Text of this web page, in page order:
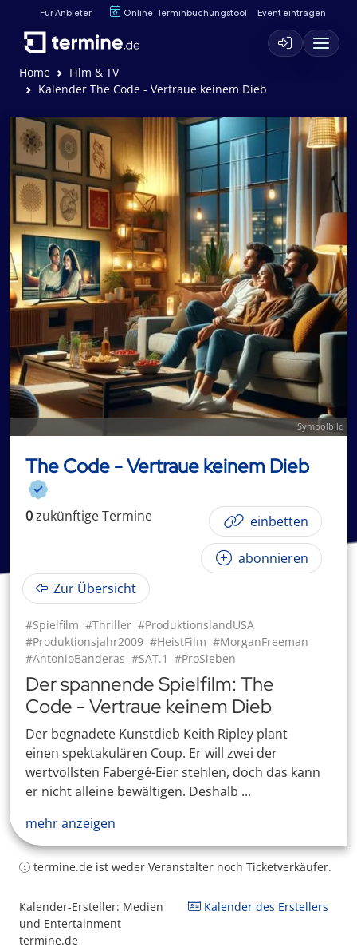
Für Anbieter Online-Terminbuchungstool Event eintragen
Home
Film & TV
Kalender The Code - Vertraue keinem Dieb
Symbolbild
The Code - Vertraue keinem Dieb
0zukünftigeTermine einbetten
abonnieren
Zur Übersicht
#Spielfilm #Thriller #ProduktionslandUSA
#Produktionsjahr2009 #HeistFilm #MorganFreeman
#AntonioBanderas #SAT.1 #ProSieben
Der spannende Spielfilm: The
Code - Vertraue keinem Dieb
Der begnadete Kunstdieb Keith Ripley plant
einen spektakulären Coup. Er will zwei der
wertvollsten Fabergé-Eier stehlen, doch das kann
er nicht alleine bewältigen. Deshalb ...
mehr anzeigen
termine.de ist weder Veranstalter noch Ticketverkäufer.
Kalender-Ersteller: Medien
und Entertainment
termine.de
Kalender des Erstellers